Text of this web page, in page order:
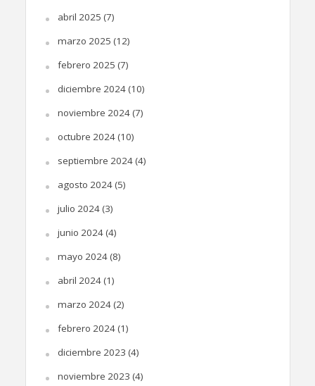
abril 2025 (7)
marzo 2025 (12)
febrero 2025 (7)
diciembre 2024(10)
noviembre 2024(7)
octubre 2024(10)
septiembre 2024(4)
agosto 2024(5)
julio 2024(3)
junio 2024(4)
mayo 2024(8)
abril 2024(1)
marzo 2024(2)
febrero 2024(1)
diciembre 2023 (4)
noviembre 2023 (4)